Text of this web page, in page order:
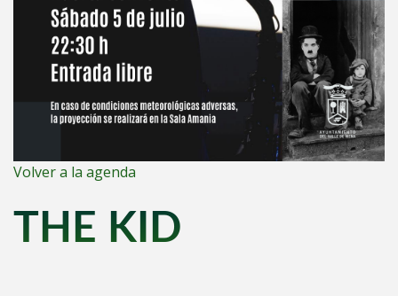
Volver a la agenda
THE KID